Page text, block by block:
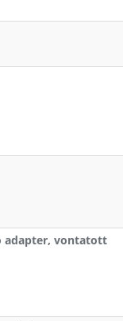
adapter, vontatott